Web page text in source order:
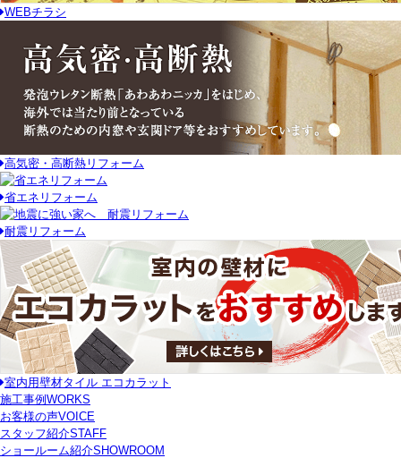
WEBチラシ
高気密・高断熱リフォーム
省エネリフォーム
耐震リフォーム
室内用壁材タイル エコカラット
施工事例 WORKS
お客様の声VOICE
スタッフ紹介STAFF
ショールーム紹介SHOWROOM